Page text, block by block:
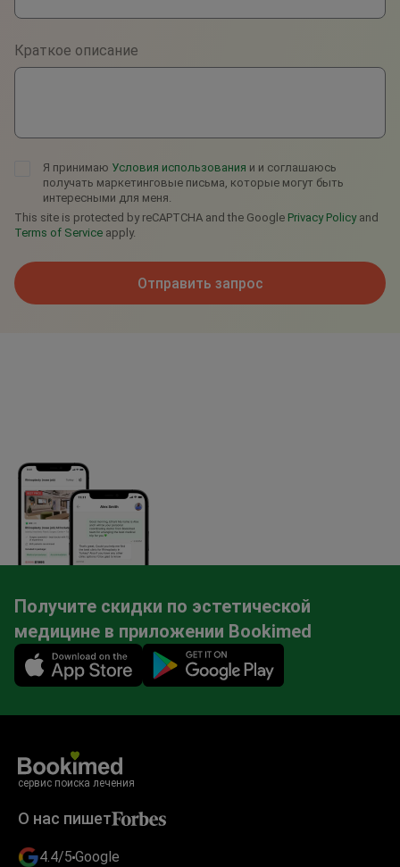
Viber
Telegram
Краткое описание
Я принимаю Условия использования и и соглашаюсь
получать маркетинговые письма, которые могут быть
интересными для меня.
This site is protected by reCAPTCHA and the Google Privacy Policyand
Terms of Service apply.
Отправить запрос
Получите скидки по эстетической
медицине в приложении Bookimed
Mobile app illustration
сервис поиска лечения
О нас пишет
4.4/5 Google